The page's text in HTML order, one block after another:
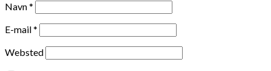
Navn*
E-mail*
Websted